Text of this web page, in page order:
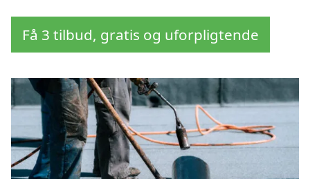
Få 3 tilbud, gratis og uforpligtende